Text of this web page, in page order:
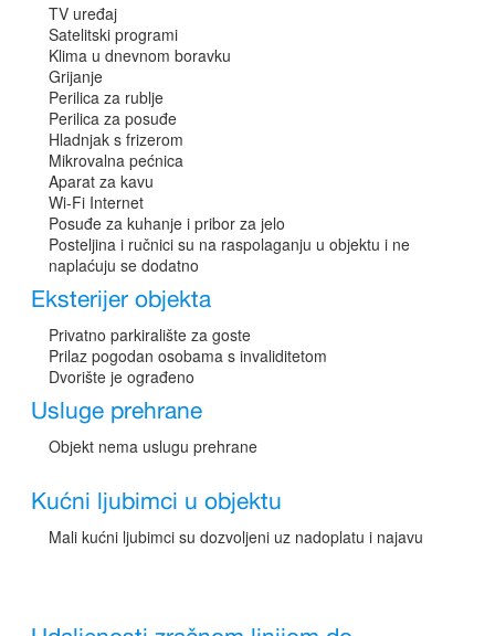
TV uređaj
Satelitski programi
Klima u dnevnom boravku
Grijanje
Perilica za rublje
Perilica za posuđe
Hladnjak s frizerom
Mikrovalna pećnica
Aparat za kavu
Wi-Fi Internet
Posuđe za kuhanje i pribor za jelo
Posteljina i ručnici su na raspolaganju u objektu i ne
naplaćuju se dodatno
Eksterijer objekta
Privatno parkiralište za goste
Prilaz pogodan osobama s invaliditetom
Dvorište je ograđeno
Usluge prehrane
Objekt nema uslugu prehrane
Kućni ljubimci u objektu
Mali kućni ljubimci su dozvoljeni uz nadoplatu i najavu